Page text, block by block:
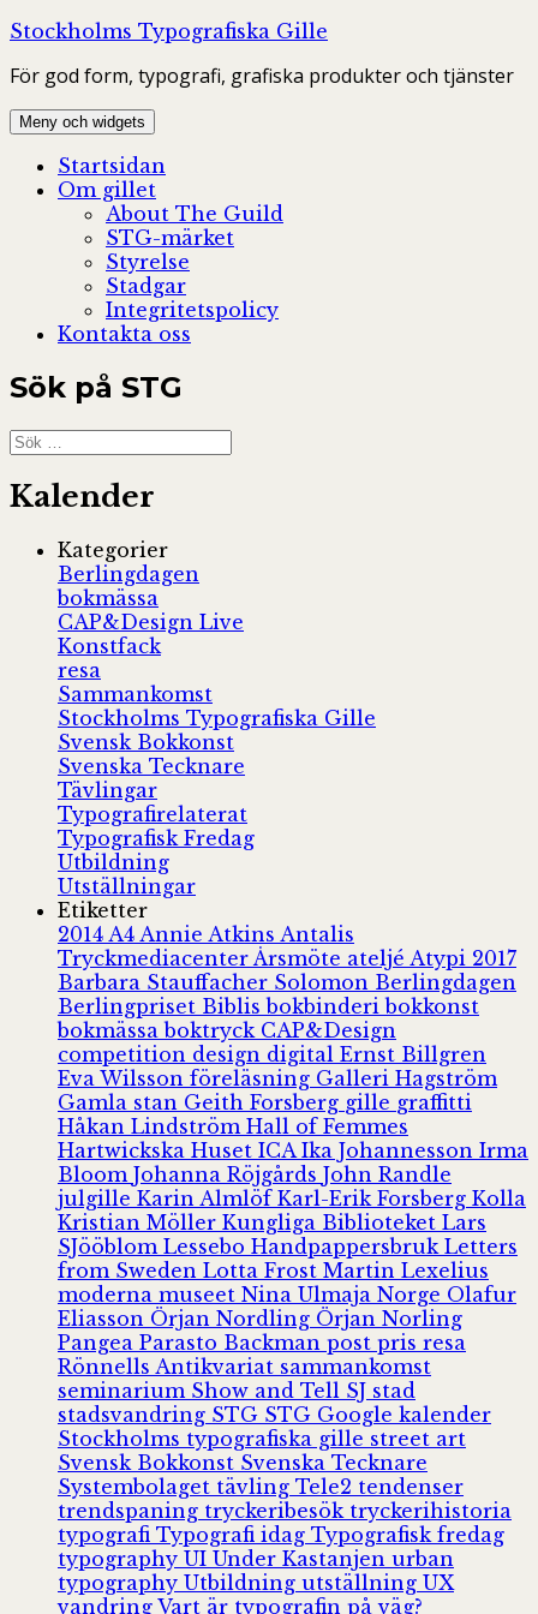
Hoppa
innehåll
Stockholms Typografiska Gille
För god form, typografi, grafiska produkter och tjänster
Meny och widgets
Startsidan
Om gillet
About The Guild
STG-märket
Styrelse
Stadgar
Integritetspolicy
Kontakta oss
Sök på STG
Sök
efter:
Kalender
Kategorier
Berlingdagen
bokmässa
CAP&Design Live
Konstfack
resa
Sammankomst
Stockholms Typografiska Gille
Svensk Bokkonst
Svenska Tecknare
Tävlingar
Typografirelaterat
Typografisk Fredag
Utbildning
Utställningar
Etiketter
2014 A4 Annie Atkins Antalis
Tryckmediacenter Årsmöte ateljé Atypi 2017
Barbara Stauffacher Solomon Berlingdagen
Berlingpriset Biblisbokbinderibokkonst
bokmässaboktryck CAP&Design
competition design digital Ernst Billgren
Eva Wilsson föreläsning Galleri Hagström
Gamla stan Geith Forsberg gille graffitti
Håkan Lindström Hall of Femmes
Hartwickska Huset ICA Ika Johannesson Irma
Bloom Johanna Röjgårds John Randle
julgille Karin Almlöf Karl-Erik Forsberg Kolla
Kristian Möller Kungliga Biblioteket Lars
SJööblom Lessebo Handpappersbruk Letters
from Sweden Lotta Frost Martin Lexelius
moderna museet Nina Ulmaja Norge Olafur
Eliasson Örjan Nordling Örjan Norling
Pangea Parasto Backman post pris resa
Rönnells Antikvariat sammankomst
seminarium Show and Tell SJ stad
stadsvandring STG STG Google kalender
Stockholms typografiska gille street art
Svensk Bokkonst Svenska Tecknare
Systembolaget tävling Tele2 tendenser
trendspaning tryckeribesök tryckerihistoria
typografi Typografi idag Typografisk fredag
typography UI Under Kastanjen urban
typography Utbildning utställning UX
vandring Vart är typografin på väg?